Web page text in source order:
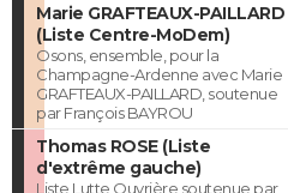
Marie GRAFTEAUX-PAILLARD
(Liste Centre-MoDem)
Osons, ensemble, pour la
Champagne-Ardenne avec Marie
GRAFTEAUX-PAILLARD, soutenue
par François BAYROU
Thomas ROSE (Liste
d'extrême gauche)
Liste Lutte Ouvrière soutenue par